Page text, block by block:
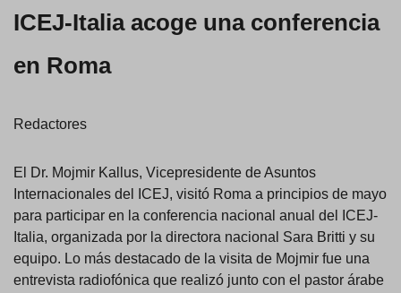
ICEJ-Italia acoge una conferencia
en Roma
Redactores
El Dr. Mojmir Kallus, Vicepresidente de Asuntos
Internacionales del ICEJ, visitó Roma a principios de mayo
para participar en la conferencia nacional anual del ICEJ-
Italia, organizada por la directora nacional Sara Britti y su
equipo. Lo más destacado de la visita de Mojmir fue una
entrevista radiofónica que realizó junto con el pastor árabe